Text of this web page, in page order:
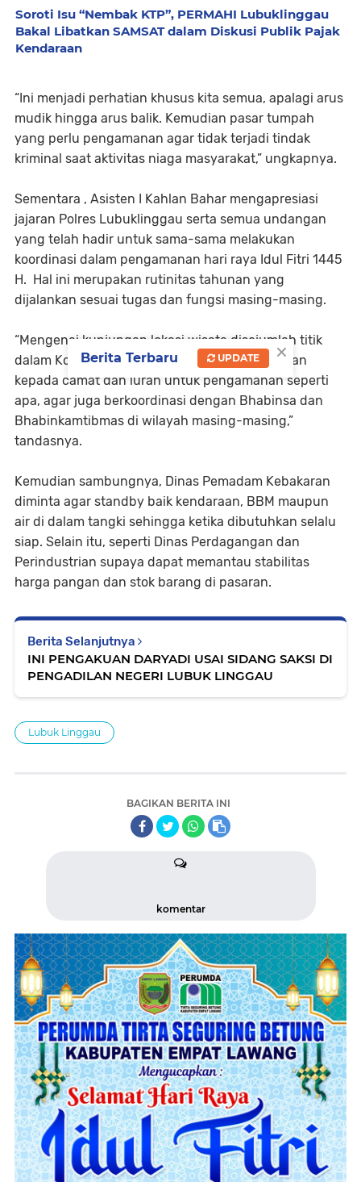
Soroti Isu “Nembak KTP”, PERMAHI Lubuklinggau
Bakal Libatkan SAMSAT dalam Diskusi Publik Pajak
Kendaraan
“Ini menjadi perhatian khusus kita semua, apalagi arus
mudik hingga arus balik. Kemudian pasar tumpah
yang perlu pengamanan agar tidak terjadi tindak
kriminal saat aktivitas niaga masyarakat,” ungkapnya.
Sementara , Asisten I Kahlan Bahar mengapresiasi
jajaran Polres Lubuklinggau serta semua undangan
yang telah hadir untuk sama-sama melakukan
koordinasi dalam pengamanan hari raya Idul Fitri 1445
H. Hal ini merupakan rutinitas tahunan yang
dijalankan sesuai tugas dan fungsi masing-masing.
“Mengenai kunjungan lokasi wisata disejumlah titik
dalam Kota Lubuklinggau, nanti kami sampaikan
kepada camat dan lurah untuk pengamanan seperti
apa, agar juga berkoordinasi dengan Bhabinsa dan
Bhabinkamtibmas di wilayah masing-masing,”
tandasnya.
Kemudian sambungnya, Dinas Pemadam Kebakaran
diminta agar standby baik kendaraan, BBM maupun
air di dalam tangki sehingga ketika dibutuhkan selalu
siap. Selain itu, seperti Dinas Perdagangan dan
Perindustrian supaya dapat memantau stabilitas
harga pangan dan stok barang di pasaran.
Berita Selanjutnya
INI PENGAKUAN DARYADI USAI SIDANG SAKSI DI
PENGADILAN NEGERI LUBUK LINGGAU
Lubuk Linggau
BAGIKAN BERITA INI
komentar
×
Berita Terbaru UPDATE